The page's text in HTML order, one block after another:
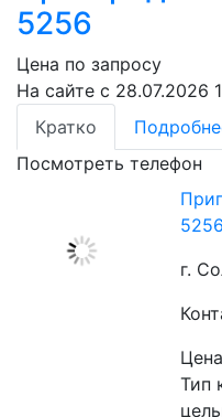
5256
Цена по запросу
На сайте с 28.07.2026
Кратко
Посмотреть телефон
5256
г.
Тип